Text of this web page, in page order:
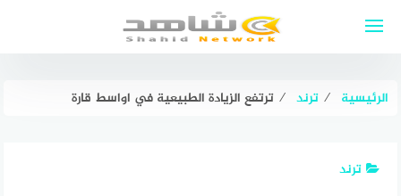
الرئيسية ⁄ ترند ⁄ ترتفع الزيادة الطبيعية في اواسط قارة
ترند